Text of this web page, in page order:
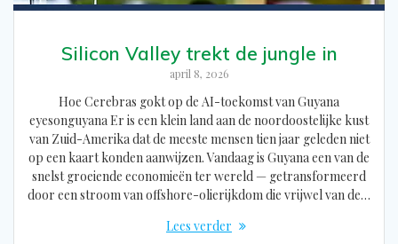
Silicon Valley trekt de jungle in
april 8, 2026
Hoe Cerebras gokt op de AI-toekomst van Guyana
eyesonguyana Er is een klein land aan de noordoostelijke kust
van Zuid-Amerika dat de meeste mensen tien jaar geleden niet
op een kaart konden aanwijzen. Vandaag is Guyana een van de
snelst groeiende economieën ter wereld — getransformeerd
door een stroom van offshore-olierijkdom die vrijwel van de…
Lees verder